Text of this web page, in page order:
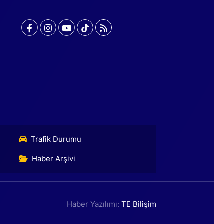
Trafik Durumu
Haber Arşivi
Haber Yazılımı:TE Bilişim